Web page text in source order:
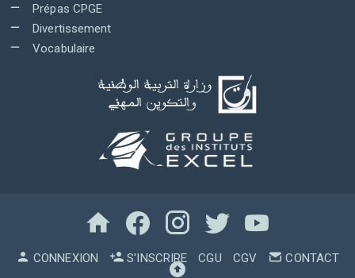
Prépas CPGE
Divertissement
Vocabulaire
CONNEXION S'INSCRIRE CGU CGV CONTACT